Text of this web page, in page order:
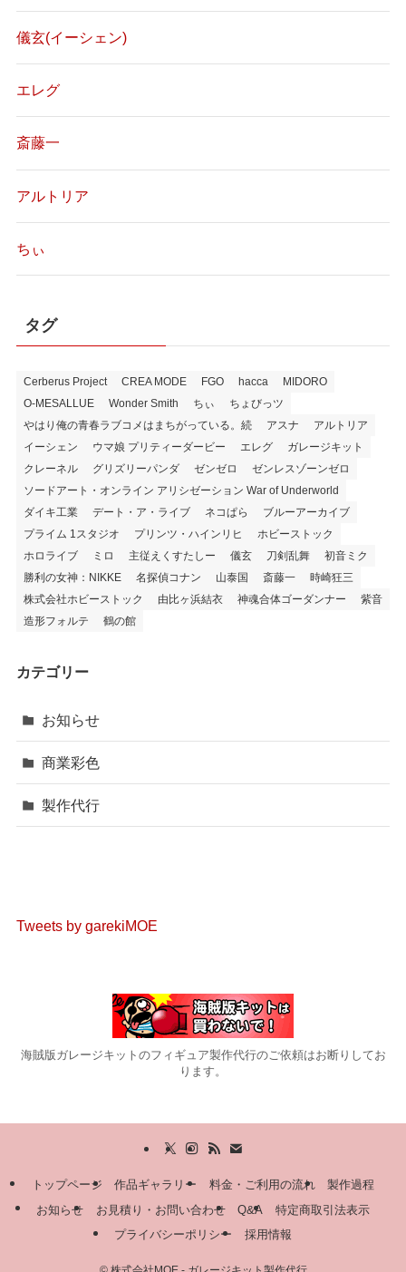
儀玄(イーシェン)
エレグ
斎藤一
アルトリア
ちぃ
タグ
Cerberus Project CREA MODE FGO hacca
MIDORO
O-MESALLUE
Wonder Smith ちぃ
ちょびっツ
やはり俺の青春ラブコメはまちがっている。続
アスナ
アルトリア
イーシェン
ウマ娘 プリティーダービー エレグ
ガレージキット
クレーネル
グリズリーパンダ ゼンゼロ
ゼンレスゾーンゼロ
ソードアート・オンライン アリシゼーション War of Underworld
ダイキ工業
デート・ア・ライブ ネコぱら
ブルーアーカイブ
プライム 1スタジオ
プリンツ・ハインリヒ
ホビーストック
ホロライブ
ミロ 主従えくすたしー 儀玄 刀剣乱舞
初音ミク
勝利の女神：NIKKE
名探偵コナン 山泰国 斎藤一
時崎狂三
株式会社ホビーストック
由比ヶ浜結衣 神魂合体ゴーダンナー
紫音
造形フォルテ
鶴の館
カテゴリー
お知らせ
商業彩色
製作代行
Tweets by garekiMOE
海賊版ガレージキットのフィギュア製作代行のご依頼はお断りしてお
ります。
トップページ 作品ギャラリー 料金・ご利用の流れ
製作過程
お知らせ
お見積り・お問い合わせ Q&A
特定商取引法表示
プライバシーポリシー
採用情報